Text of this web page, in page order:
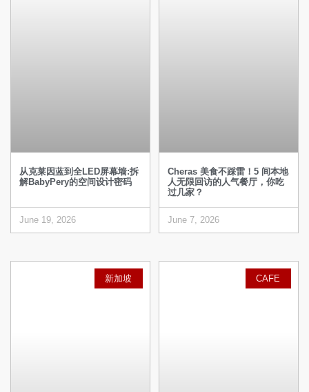
从克莱因蓝到全LED屏幕墙:拆
解BabyPery的空间设计密码
June 19, 2026
Cheras 美食不踩雷！5 间本地
人无限回访的人气餐厅，你吃
过几家？
June 7, 2026
新加坡 CAFE